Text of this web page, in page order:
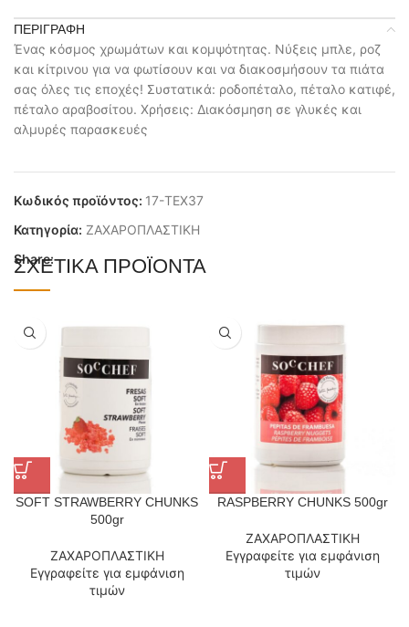
ΠΕΡΙΓΡΑΦΉ
Ένας κόσμος χρωμάτων και κομψότητας. Νύξεις μπλε, ροζ
και κίτρινου για να φωτίσουν και να διακοσμήσουν τα πιάτα
σας όλες τις εποχές! Συστατικά: ροδοπέταλο, πέταλο κατιφέ,
πέταλο αραβοσίτου. Χρήσεις: Διακόσμηση σε γλυκές και
αλμυρές παρασκευές
Κωδικός προϊόντος: 17-TEX37
Κατηγορία: ΖΑΧΑΡΟΠΛΑΣΤΙΚΗ
Share:
ΣΧΕΤΙΚΆ ΠΡΟΪΌΝΤΑ
SOFT STRAWBERRY CHUNKS
500gr
ΖΑΧΑΡΟΠΛΑΣΤΙΚΗ
Εγγραφείτε για εμφάνιση
τιμών
RASPBERRY CHUNKS 500gr
ΖΑΧΑΡΟΠΛΑΣΤΙΚΗ
Εγγραφείτε για εμφάνιση
τιμών